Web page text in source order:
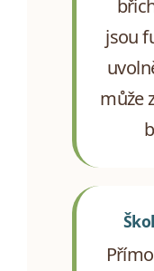
jsou
může